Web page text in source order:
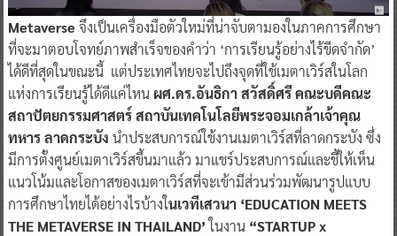
Metaverseจึงเป็นเครื่องมือตัวใหม่ที่น่าจับตามองในภาคการศึกษา
ที่จะมาตอบโจทย์ภาพสำเร็จของคำว่า ‘การเรียนรู้อย่างไร้ขีดจำกัด’
ได้ดีที่สุดในขณะนี้ แต่ประเทศไทยจะไปถึงจุดที่ใช้เมตาเวิร์สในโลก
แห่งการเรียนรู้ได้ดีแค่ไหน ผศ.ดร.อันธิกา สวัสดิ์ศรี คณะบดีคณะ
สถาปัตยกรรมศาสตร์ สถาบันเทคโนโลยีพระจอมเกล้าเจ้าคุณ
ทหาร ลาดกระบัง นำประสบการณ์ใช้งานเมตาเวิร์สที่ลาดกระบัง ซึ่ง
มีการตั้งศูนย์เมตาเวิร์สขึ้นมาแล้ว มาแชร์ประสบการณ์และชี้ให้เห็น
แนวโน้มและโอกาสของเมตาเวิร์สที่จะเข้ามีส่วนร่วมพัฒนารูปแบบ
การศึกษาไทยได้อย่างไรบ้างในเวทีเสวนา ‘EDUCATION MEETS
THE METAVERSE IN THAILAND’ในงาน “STARTUP x